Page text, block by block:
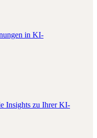
in KI-
Insights zu Ihrer KI-